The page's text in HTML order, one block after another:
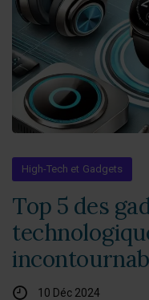
High-Tech et Gadgets
Top 5 des
10 Déc 2024